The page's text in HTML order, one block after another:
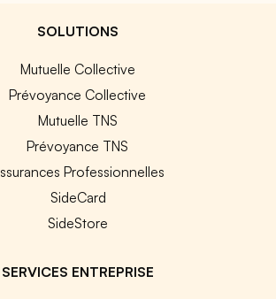
SOLUTIONS
Mutuelle Collective
Prévoyance Collective
Mutuelle TNS
Prévoyance TNS
Professionnelles
SideCard
SideStore
SERVICES ENTREPRISE